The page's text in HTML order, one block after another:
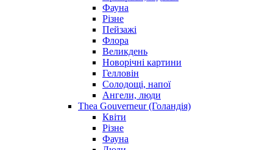
Фауна
Різне
Пейзажі
Флора
Великдень
Новорічні картини
Гелловін
Солодощі, напої
Ангели, люди
Thea Gouverneur (Голандія)
Квіти
Різне
Фауна